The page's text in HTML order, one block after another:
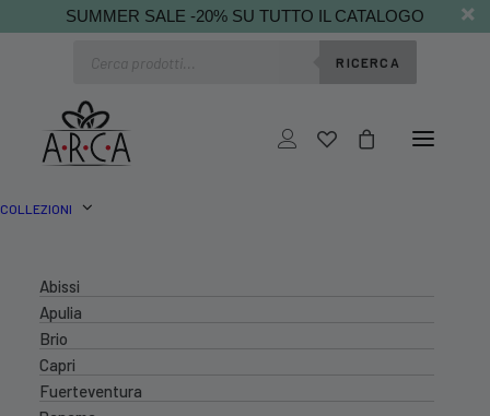
SUMMER SALE -20% SU TUTTO IL CATALOGO
RICERCA
COLLEZIONI
Abissi
Apulia
Brio
Capri
Fuerteventura